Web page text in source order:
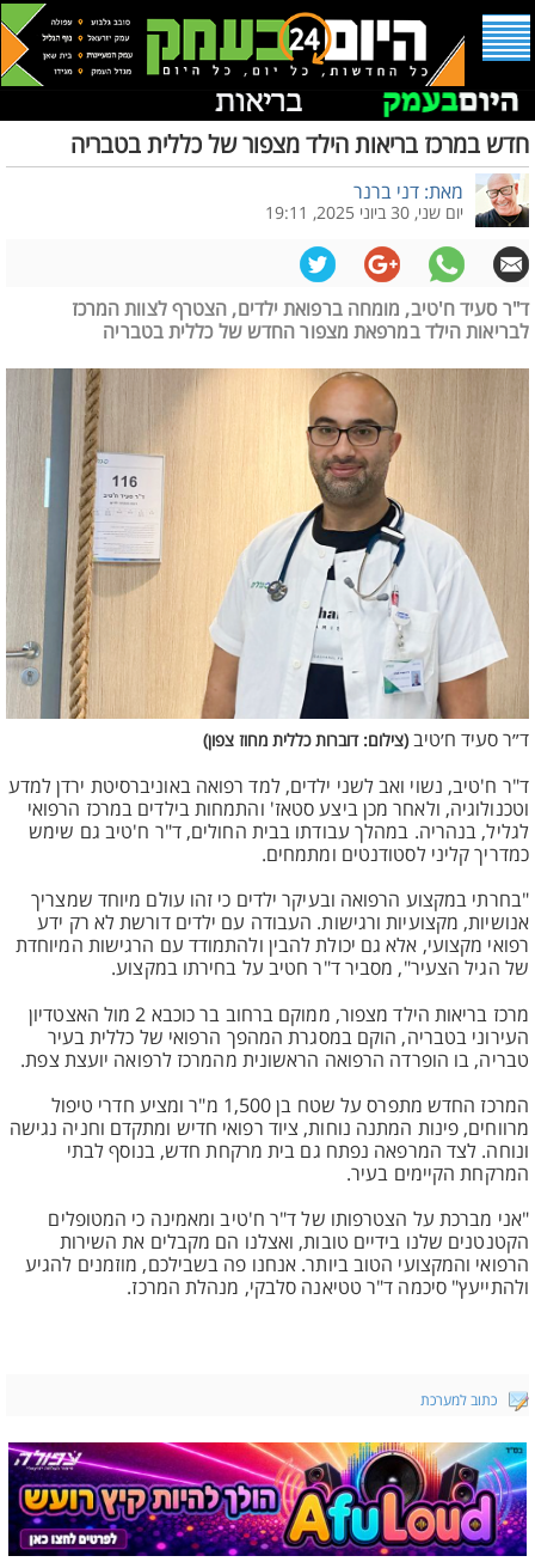
חדש במרכז בריאות הילד מצפור של כללית בטבריה
מאת: דני ברנר
יום שני, 30 ביוני 2025, 19:11
ד"ר סעיד ח'טיב, מומחה ברפואת ילדים, הצטרף לצוות המרכז
לבריאות הילד במרפאת מצפור החדש של כללית בטבריה
ד״ר סעיד ח׳טיב (צילום: דוברות כללית מחוז צפון)
ד"ר ח'טיב, נשוי ואב לשני ילדים, למד רפואה באוניברסיטת ירדן למדע
וטכנולוגיה, ולאחר מכן ביצע סטאז' והתמחות בילדים במרכז הרפואי
לגליל, בנהריה. במהלך עבודתו בבית החולים, ד"ר ח'טיב גם שימש
כמדריך קליני לסטודנטים ומתמחים.
"בחרתי במקצוע הרפואה ובעיקר ילדים כי זהו עולם מיוחד שמצריך
אנושיות, מקצועיות ורגישות. העבודה עם ילדים דורשת לא רק ידע
רפואי מקצועי, אלא גם יכולת להבין ולהתמודד עם הרגישות המיוחדת
של הגיל הצעיר", מסביר ד"ר חטיב על בחירתו במקצוע.
מרכז בריאות הילד מצפור, ממוקם ברחוב בר כוכבא 2 מול האצטדיון
העירוני בטבריה, הוקם במסגרת המהפך הרפואי של כללית בעיר
טבריה, בו הופרדה הרפואה הראשונית מהמרכז לרפואה יועצת צפת.
המרכז החדש מתפרס על שטח בן 1,500 מ"ר ומציע חדרי טיפול
מרווחים, פינות המתנה נוחות, ציוד רפואי חדיש ומתקדם וחניה נגישה
ונוחה. לצד המרפאה נפתח גם בית מרקחת חדש, בנוסף לבתי
המרקחת הקיימים בעיר.
"אני מברכת על הצטרפותו של ד"ר ח'טיב ומאמינה כי המטופלים
הקטנטנים שלנו בידיים טובות, ואצלנו הם מקבלים את השירות
הרפואי והמקצועי הטוב ביותר. אנחנו פה בשבילכם, מוזמנים להגיע
ולהתייעץ" סיכמה ד"ר טטיאנה סלבקי, מנהלת המרכז.
כתוב למערכת